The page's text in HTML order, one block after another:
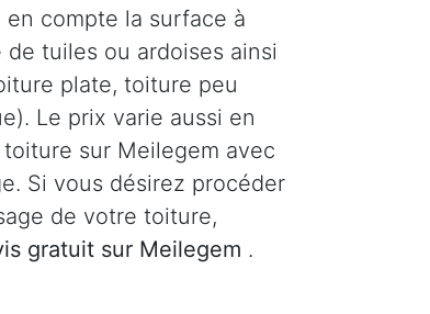
compte la surface à
tuiles ou ardoises ainsi
plate, toiture peu
Le prix varie aussi en
sur Meilegem avec
Si vous désirez procéder
de votre toiture,
gratuit sur Meilegem .